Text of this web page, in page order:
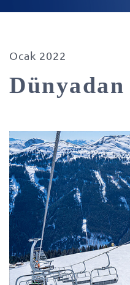
Ocak 2022